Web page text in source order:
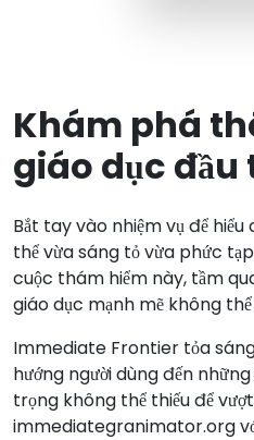
Khám phá
giáo dục đầu
Bắt tay vào nhiệm vụ để
thể vừa sáng tỏ vừa phức
cuộc thám hiểm này, tầm
giáo dục mạnh mẽ không
Immediate Frontier tỏa
hướng người dùng đến
trọng không thể thiếu để
immediategranimator.org